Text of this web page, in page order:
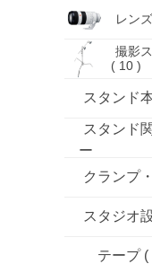
レンズ
撮影
( 10 )
スタンド
スタンド
ー
クランプ
スタジオ
テープ (